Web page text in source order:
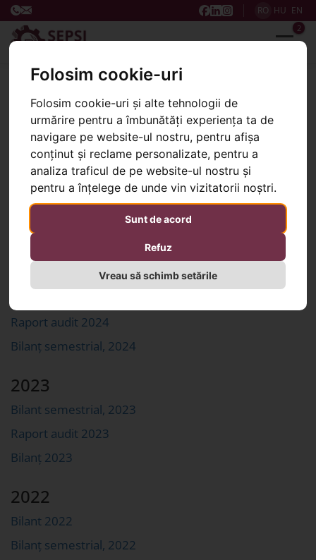
Folosim cookie-uri
Folosim cookie-uri și alte tehnologii de
urmărire pentru a îmbunătăți experiența ta de
navigare pe website-ul nostru, pentru afișa
conținut și reclame personalizate, pentru a
analiza traficul de pe website-ul nostru și
pentru a înțelege de unde vin vizitatorii noștri.
Sunt de acord
Refuz
Vreau să schimb setările
RO HU EN
2
Pagina web SepsiPARK Situații financiare
Situații financiare
2025
Bilant 2025
Raport audit 2025
Bilant semestrial 2025
Raport audit 2024
Bilanț semestrial, 2024
2023
Bilant semestrial, 2023
Raport audit 2023
Bilanț 2023
2022
Bilant 2022
Bilanț semestrial, 2022